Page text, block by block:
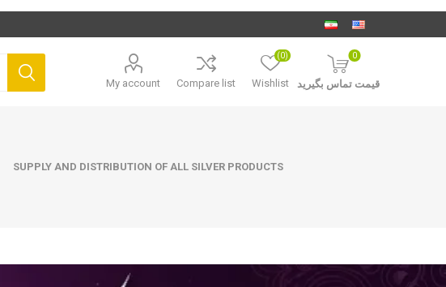
My account Compare list Wishlist
(0) 0
قیمت تماس بگیرید
SUPPLY AND DISTRIBUTION OF ALL SILVER PRODUCTS